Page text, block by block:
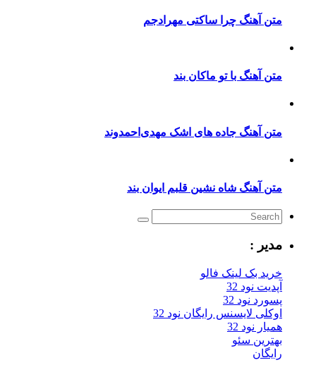
متن آهنگ چرا ساکتی مهرادجم
متن آهنگ با تو ماکان بند
متن آهنگ جاده های اشک مهدی‌احمدوند
متن آهنگ شاه نشین قلبم ایوان بند
مدیر :
خرید بک لینک فالو
آپدیت نود 32
پسورد نود 32
اوکلی لایسنس رایگان نود 32
همیار نود 32
بهترین سئو
رایگان